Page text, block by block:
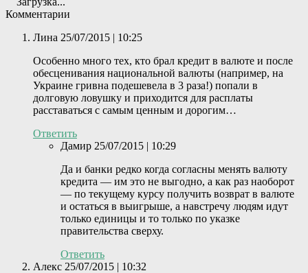
Комментарии
Лина 25/07/2015 | 10:25
Особенно много тех, кто брал кредит в валюте и после
обесценивания национальной валюты (например, на
Украине гривна подешевела в 3 раза!) попали в
долговую ловушку и приходится для расплаты
расставаться с самым ценным и дорогим…
Ответить
Дамир 25/07/2015 | 10:29
Да и банки редко когда согласны менять валюту
кредита — им это не выгодно, а как раз наоборот
— по текущему курсу получить возврат в валюте
и остаться в выигрыше, а навстречу людям идут
только единицы и то только по указке
правительства сверху.
Ответить
Алекс 25/07/2015 | 10:32